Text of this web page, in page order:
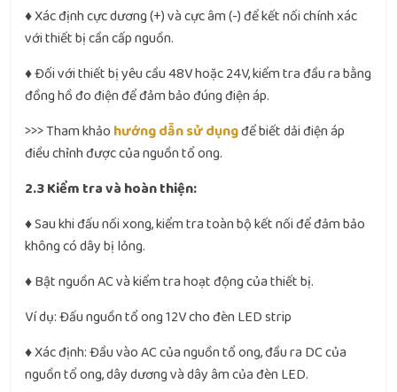
♦ Xác định cực dương (+) và cực âm (-) để kết nối chính xác
với thiết bị cần cấp nguồn.
♦ Đối với thiết bị yêu cầu 48V hoặc 24V, kiểm tra đầu ra bằng
đồng hồ đo điện để đảm bảo đúng điện áp.
>>> Tham khảo hướng dẫn sử dụngđể biết dải điện áp
điều chỉnh được của nguồn tổ ong.
2.3 Kiểm tra và hoàn thiện:
♦ Sau khi đấu nối xong, kiểm tra toàn bộ kết nối để đảm bảo
không có dây bị lỏng.
♦ Bật nguồn AC và kiểm tra hoạt động của thiết bị.
Ví dụ: Đấu nguồn tổ ong 12V cho đèn LED strip
♦ Xác định: Đầu vào AC của nguồn tổ ong, đầu ra DC của
nguồn tổ ong, dây dương và dây âm của đèn LED.